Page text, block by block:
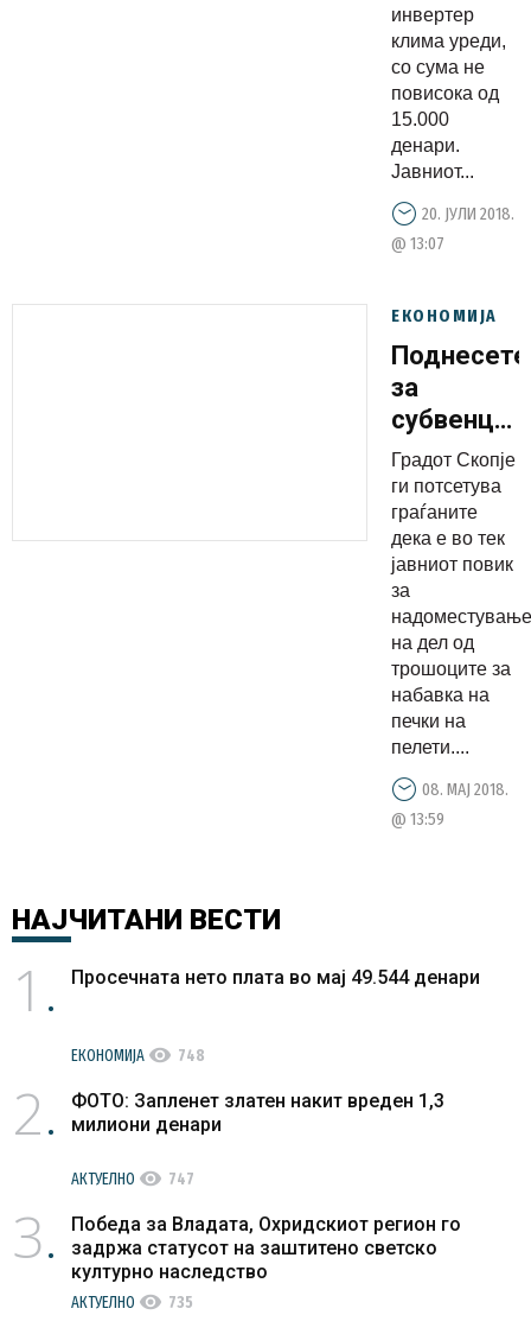
инвертер
клима уреди,
со сума не
повисока од
15.000
денари.
Јавниот...
20. ЈУЛИ 2018.
@ 13:07
ЕКОНОМИЈА
Поднесете
за
субвенции
за печки
на пелети
во износ
од 500
евра
Градот Скопје
ги потсетува
граѓаните
дека е во тек
јавниот повик
за
надоместување
на дел од
трошоците за
набавка на
печки на
пелети....
08. МАЈ 2018.
@ 13:59
НАЈЧИТАНИ ВЕСТИ
1 Просечната нето плата во мај 49.544 денари
ЕКОНОМИЈА visibility 748
2
ФОТО: Запленет златен накит вреден 1,3
милиони денари
АКТУЕЛНО visibility 747
3
Победа за Владата, Охридскиот регион го
задржа статусот на заштитено светско
културно наследство
АКТУЕЛНО visibility 735